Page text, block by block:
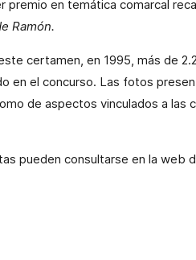
premio en temática comarcal
Ramón.
certamen, en 1995, más de
en el concurso. Las fotos
de aspectos vinculados a las
pueden consultarse en la web